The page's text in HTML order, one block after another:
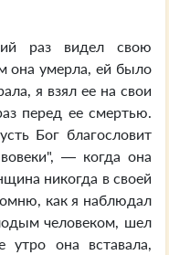
раз видел свою
она умерла, ей было
я взял ее на свои
перед ее смертью.
Бог благословит
— когда она
никогда в своей
как я наблюдал
человеком, шел
она вставала,